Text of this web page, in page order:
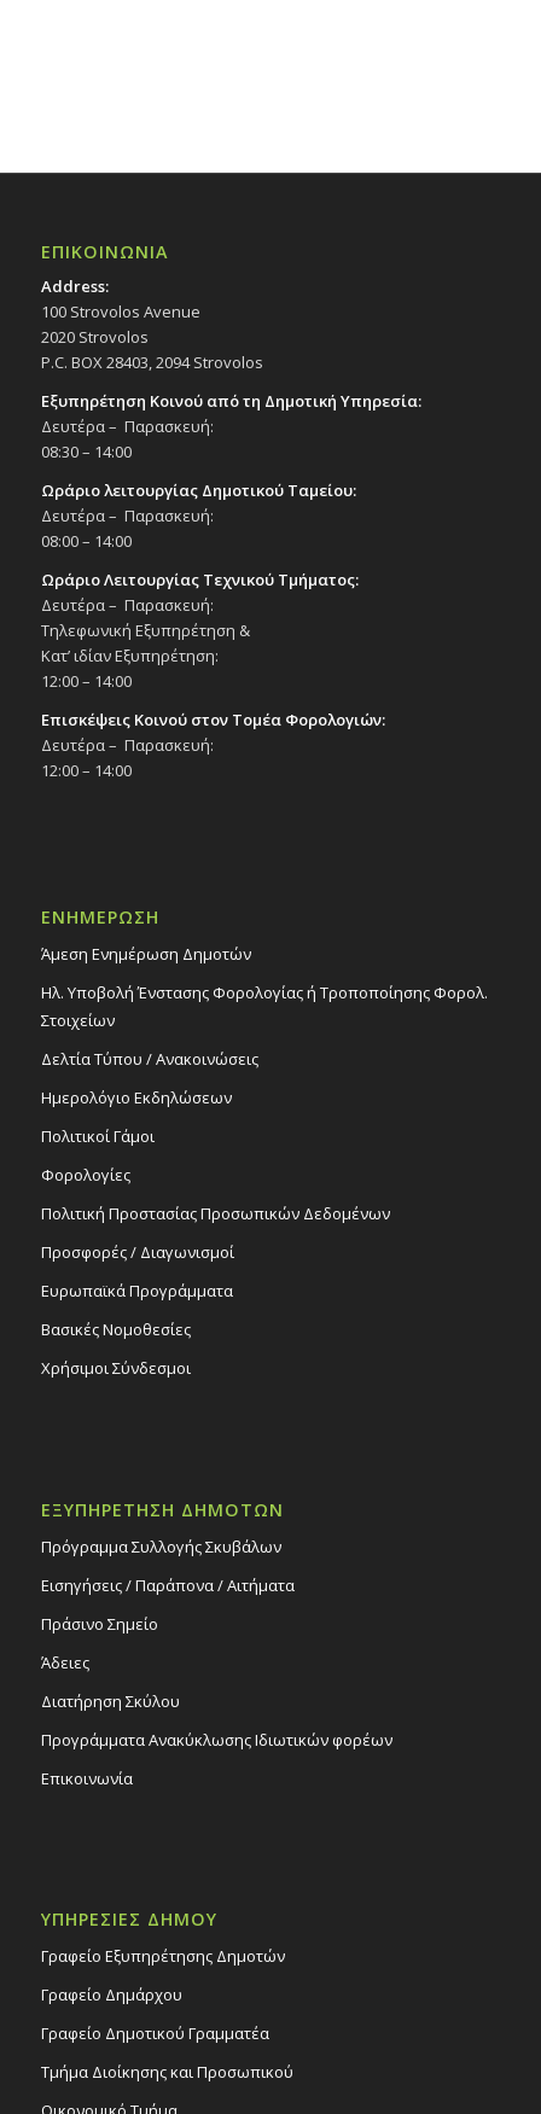
ΕΠΙΚΟΙΝΩΝΙΑ
Address:
100 Strovolos Avenue
2020 Strovolos
P.C. BOX 28403, 2094 Strovolos
Εξυπηρέτηση Κοινού από τη Δημοτική Υπηρεσία:
Δευτέρα – Παρασκευή:
08:30 – 14:00
Ωράριο λειτουργίας Δημοτικού Ταμείου:
Δευτέρα – Παρασκευή:
08:00 – 14:00
Ωράριο Λειτουργίας Τεχνικού Τμήματος:
Δευτέρα – Παρασκευή:
Τηλεφωνική Εξυπηρέτηση &
Κατ’ ιδίαν Εξυπηρέτηση:
12:00 – 14:00
Επισκέψεις Κοινού στον Τομέα Φορολογιών:
Δευτέρα – Παρασκευή:
12:00 – 14:00
ΕΝΗΜΕΡΩΣΗ
Άμεση Ενημέρωση Δημοτών
Ηλ. Υποβολή Ένστασης Φορολογίας ή Τροποποίησης Φορολ.
Στοιχείων
Δελτία Τύπου / Ανακοινώσεις
Ημερολόγιο Εκδηλώσεων
Πολιτικοί Γάμοι
Φορολογίες
Πολιτική Προστασίας Προσωπικών Δεδομένων
Προσφορές / Διαγωνισμοί
Ευρωπαϊκά Προγράμματα
Βασικές Νομοθεσίες
Χρήσιμοι Σύνδεσμοι
ΕΞΥΠΗΡΕΤΗΣΗ ΔΗΜΟΤΩΝ
Πρόγραμμα Συλλογής Σκυβάλων
Εισηγήσεις / Παράπονα / Αιτήματα
Πράσινο Σημείο
Άδειες
Διατήρηση Σκύλου
Προγράμματα Ανακύκλωσης Ιδιωτικών φορέων
Επικοινωνία
ΥΠΗΡΕΣΙΕΣ ΔΗΜΟΥ
Γραφείο Εξυπηρέτησης Δημοτών
Γραφείο Δημάρχου
Γραφείο Δημοτικού Γραμματέα
Τμήμα Διοίκησης και Προσωπικού